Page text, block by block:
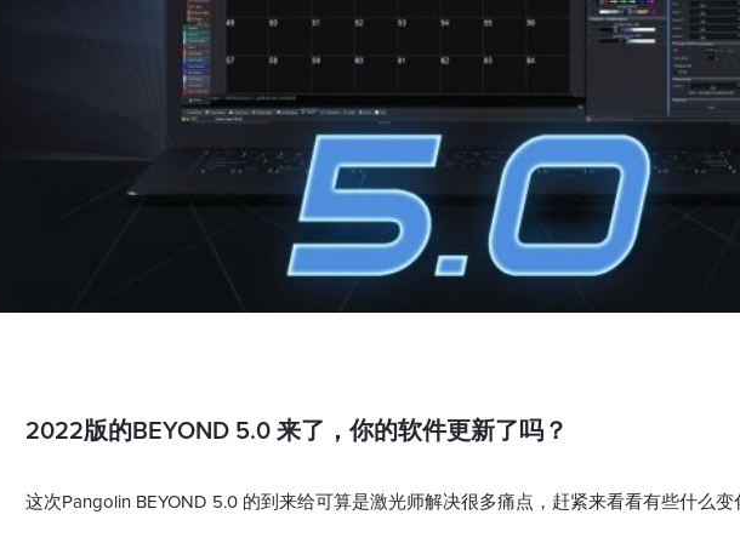
2022版的BEYOND 5.0 来了，你的软件更新了吗？
这次Pangolin BEYOND 5.0 的到来给可算是激光师解决很多痛点，赶紧来看看有些什么变